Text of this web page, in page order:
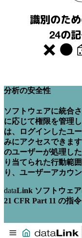
分析の安全性
ソフトウェアに統合
に応じて権限を管理し
は、ログインしたユ
みにアクセスできま
のユーザーが処理し
り当てられた行動範
り、ユーザーアカウ
dataLink ソフトウェ
21 CFR Part 11 の指